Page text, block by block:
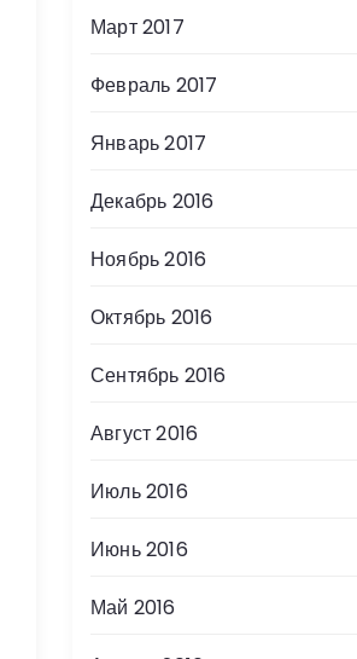
Март 2017
Февраль 2017
Январь 2017
Декабрь 2016
Ноябрь 2016
Октябрь 2016
Сентябрь 2016
Август 2016
Июль 2016
Июнь 2016
Май 2016